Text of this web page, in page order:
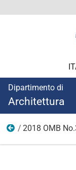
Dipartimento di
Architettura
Foto
2018 OMB